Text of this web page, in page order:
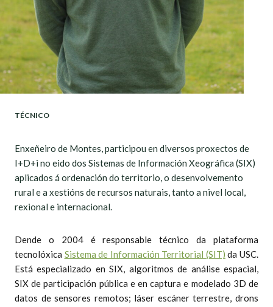
TÉCNICO
Enxeñeiro de Montes, participou en diversos proxectos de
I+D+i no eido dos Sistemas de Información Xeográfica (SIX)
aplicados á ordenación do territorio, o desenvolvemento
rural e a xestións de recursos naturais, tanto a nivel local,
rexional e internacional.
Dende o 2004 é responsable técnico da plataforma
tecnolóxica Sistema de Información Territorial (SIT) da USC.
Está especializado en SIX, algoritmos de análise espacial,
SIX de participación pública e en captura e modelado 3D de
datos de sensores remotos; láser escáner terrestre, drons